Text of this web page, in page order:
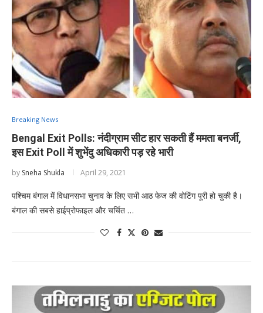
Breaking News
Bengal Exit Polls: नंदीग्राम सीट हार सकती हैं ममता बनर्जी,
इस Exit Poll में शुभेंदु अधिकारी पड़ रहे भारी
by Sneha Shukla April 29, 2021
पश्चिम बंगाल में विधानसभा चुनाव के लिए सभी आठ फेज की वोटिंग पूरी हो चुकी है।
बंगाल की सबसे हाईप्रोफाइल और चर्चित …